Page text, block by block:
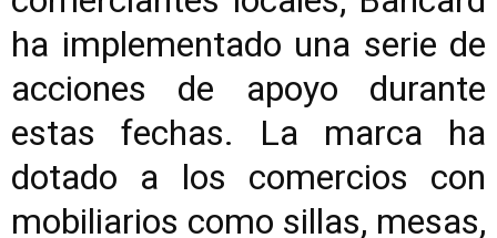
ha implementado una serie de
acciones de apoyo durante
estas fechas. La marca ha
dotado a los comercios con
mobiliarios como sillas, mesas,